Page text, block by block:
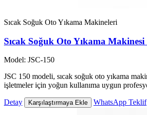
Sıcak Soğuk Oto Yıkama Makineleri
Sıcak Soğuk Oto Yıkama Makinesi
Model: JSC-150
JSC 150 modeli, sıcak soğuk oto yıkama
işletmeler için yoğun kullanıma uygun
Detay Karşılaştırmaya Ekle WhatsApp Teklif